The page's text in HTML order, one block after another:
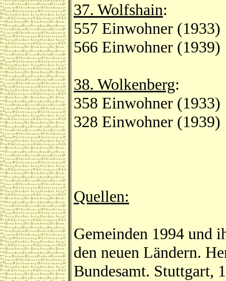
37. Wolfshain:
557 Einwohner (1933)
566 Einwohner (1939)
38. Wolkenberg:
358 Einwohner (1933)
328 Einwohner (1939)
Quellen:
Gemeinden 1994 und
den neuen Ländern.
Bundesamt. Stuttgart,